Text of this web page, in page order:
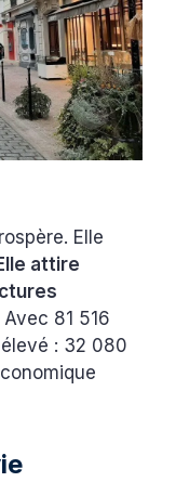
Elle
attire
Avec 81 516
: 32 080